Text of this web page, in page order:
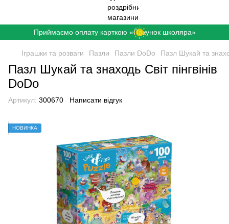
Приймаємо оплату карткою «Пакунок школяра»
Іграшки та розваги Пазли Пазли DoDo Пазл Шукай та
Пазл Шукай та знаходь Світ пінгвінів
DoDo
Артикул: 300670 Написати відгук
НОВИНКА